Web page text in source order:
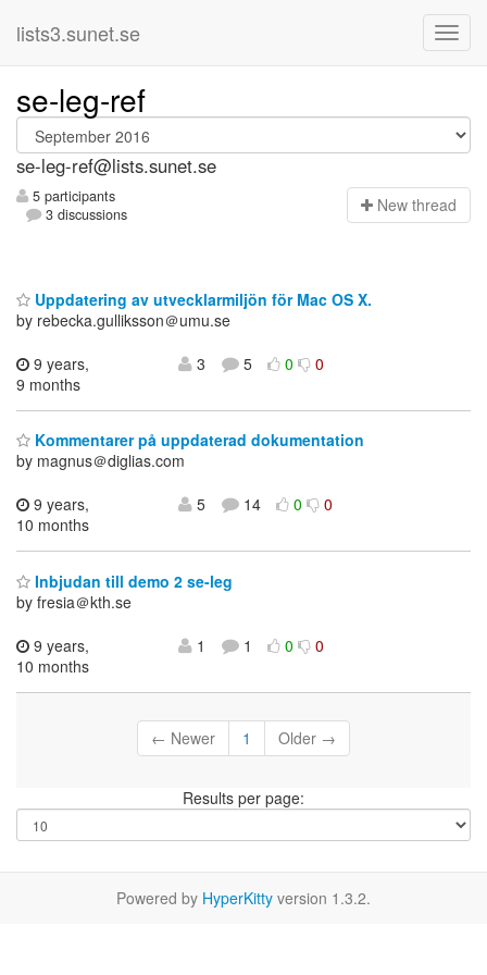
lists3.sunet.se
se-leg-ref
se-leg-ref@lists.sunet.se
5 participants
3 discussions
New thread
Uppdatering av utvecklarmiljön för Mac OS X.
by rebecka.gulliksson＠umu.se
9 years,
9 months
3 5 0 0
Kommentarer på uppdaterad dokumentation
by magnus＠diglias.com
9 years,
10 months
5 14 0 0
Inbjudan till demo 2 se-leg
by fresia＠kth.se
9 years,
10 months
1 1 0 0
← Newer 1 Older →
Results per page:
Powered by HyperKitty version 1.3.2.